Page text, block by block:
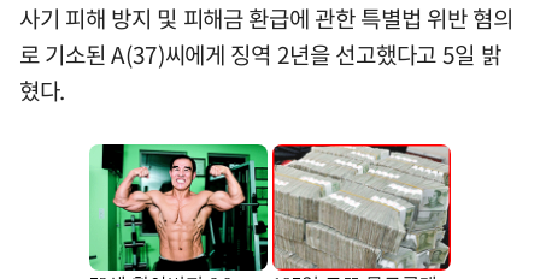
사기 피해 방지 및 피해금 환급에 관한 특별법 위반 혐의
로 기소된 A(37)씨에게 징역 2년을 선고했다고 5일 밝
혔다.